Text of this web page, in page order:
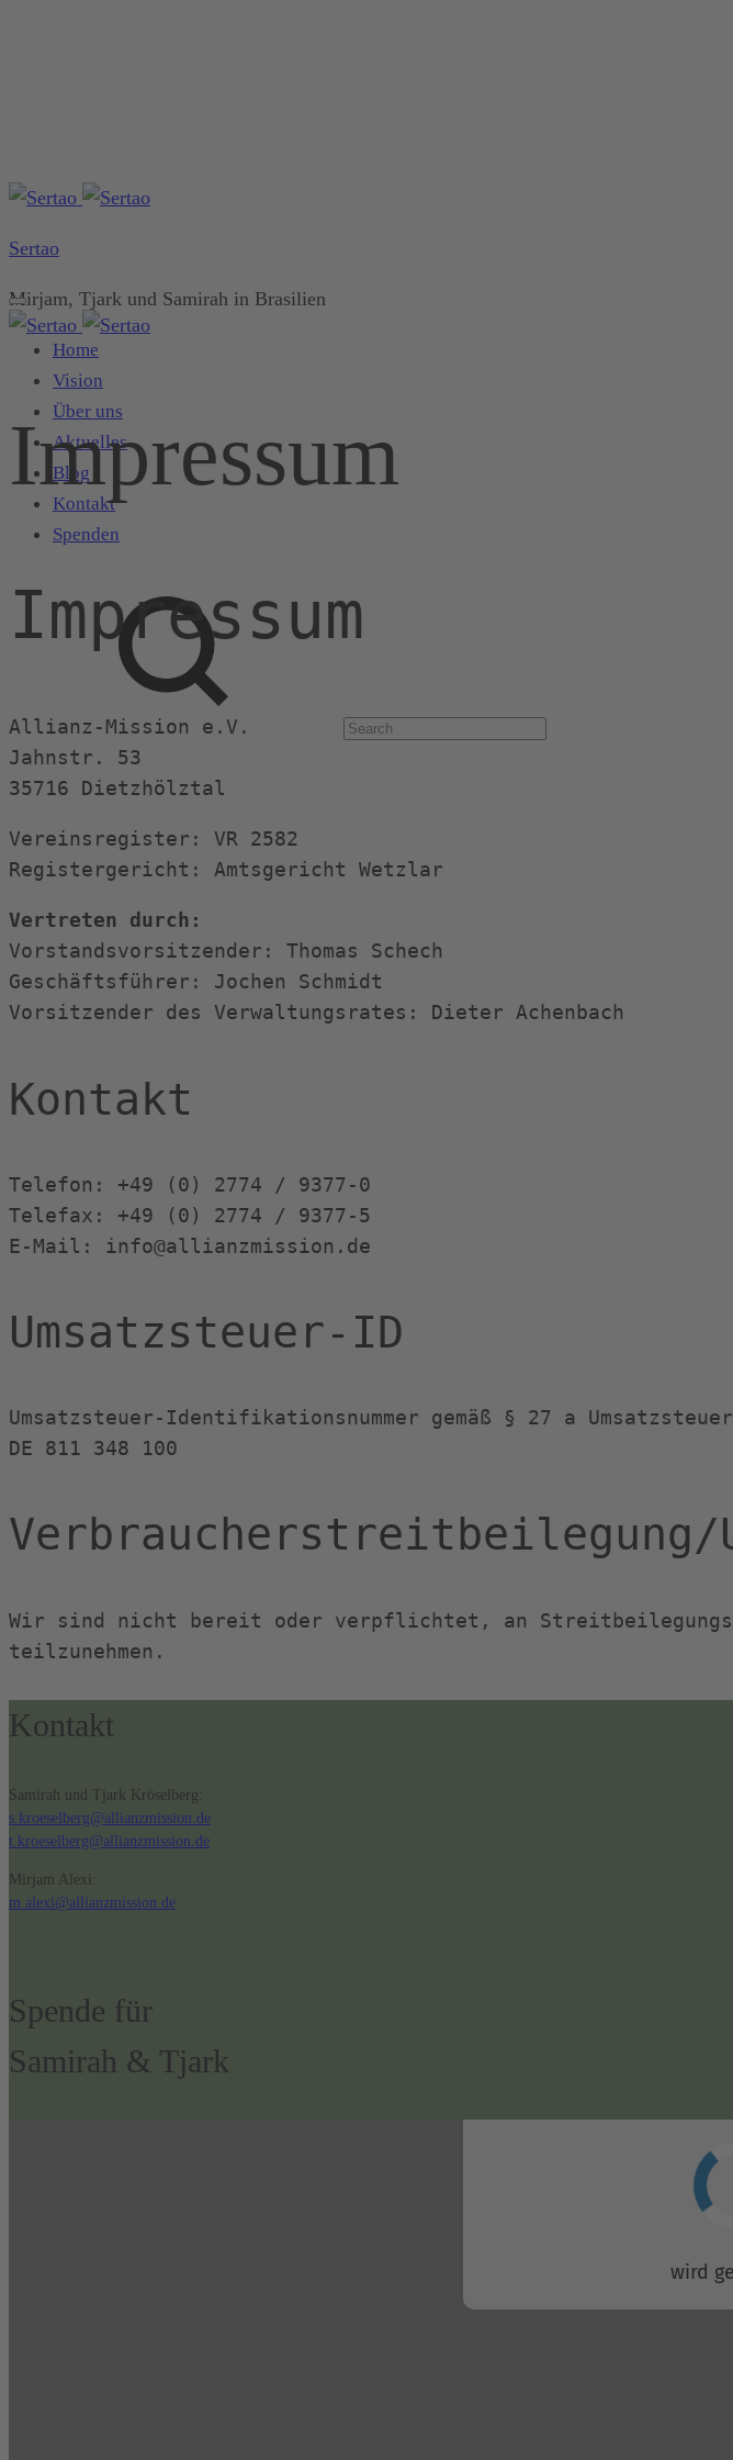
Sertao
Mirjam, Tjark und Samirah in Brasilien
Home
Vision
Über uns
Aktuelles
Blog
Kontakt
Spenden
Impressum
Impressum
Allianz-Mission e.V.
Jahnstr. 53
35716 Dietzhölztal
Vereinsregister: VR 2582
Registergericht: Amtsgericht Wetzlar
Vertreten durch:
Vorstandsvorsitzender: Thomas Schech
Geschäftsführer: Jochen Schmidt
Vorsitzender des Verwaltungsrates: Dieter Achenbach
Kontakt
Telefon: +49 (0) 2774 / 9377-0
Telefax: +49 (0) 2774 / 9377-5
E-Mail: info@allianzmission.de
Umsatzsteuer-ID
Umsatzsteuer-Identifikationsnummer gemäß § 27 a
DE 811 348 100
Wir sind nicht bereit oder verpflichtet, an
teilzunehmen.
Kontakt
Samirah und Tjark Kröselberg:
s.kroeselberg@allianzmission.de
t.kroeselberg@allianzmission.de
Mirjam Alexi:
m.alexi@allianzmission.de
Spende für
Samirah & Tjark